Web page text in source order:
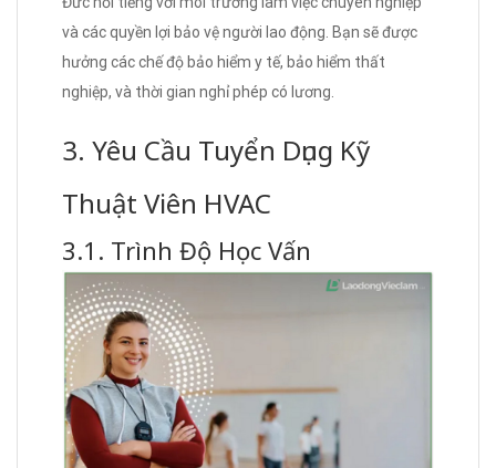
và các quyền lợi bảo vệ người lao động. Bạn sẽ được
hưởng các chế độ bảo hiểm y tế, bảo hiểm thất
nghiệp, và thời gian nghỉ phép có lương.
3. Yêu Cầu Tuyển Dụng Kỹ
Thuật Viên HVAC
3.1. Trình Độ Học Vấn